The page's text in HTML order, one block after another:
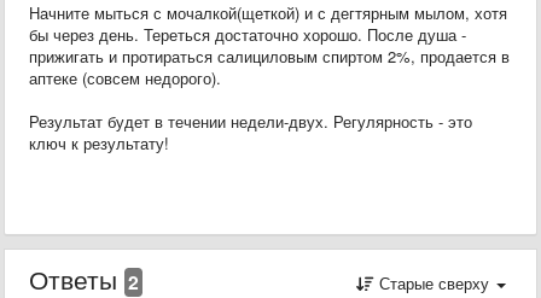
Начните мыться с мочалкой(щеткой) и с дегтярным мылом, хотя
бы через день. Тереться достаточно хорошо. После душа -
прижигать и протираться салициловым спиртом 2%, продается в
аптеке (совсем недорого).
Результат будет в течении недели-двух. Регулярность - это
ключ к результату!
Ответы 2 Старые сверху